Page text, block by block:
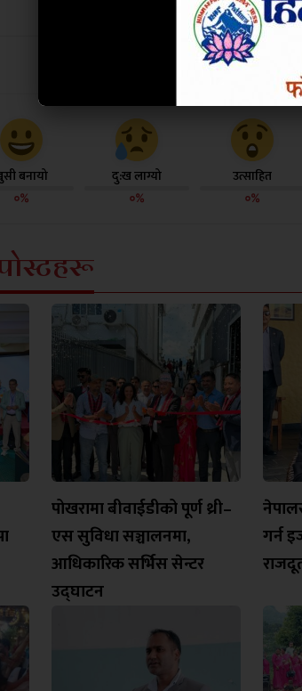
यो खबर पढेर तपाईलाई
बनायो
०%
दु:ख लाग्यो
०%
उत्साहित
०%
पोखरामा बीवाईडीको पूर्ण थ्री–
एस सुविधा सञ्चालनमा,
आधिकारिक सर्भिस सेन्टर
उद्घाटन
गर्न